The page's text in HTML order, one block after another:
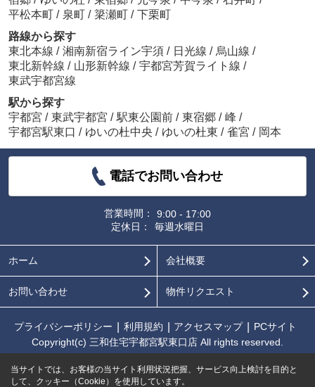
平松本町 / 泉町 / 簗瀬町 / 下栗町
路線から探す
東北本線 / 湘南新宿ライン宇須 / 日光線 / 烏山線 /
東北新幹線 / 山形新幹線 / 宇都宮芳賀ライト線 /
東武宇都宮線
駅から探す
宇都宮 / 東武宇都宮 / 駅東公園前 / 東宿郷 / 峰 /
宇都宮駅東口 / ゆいの杜中央 / ゆいの杜東 / 雀宮 / 岡本
電話でお問い合わせ
営業時間：
9:00 - 17:00
定休日：
毎週水曜日
ホーム 会社概要
お問い合わせ 物件リクエスト
プライバシーポリシー 利用規約 アクセスマップ
PCサイト
Copyright(c) 三和住宅宇都宮駅東口店 All rights reserved.
当サイトでは、お客様の当サイト利用状況把握、サービス向上検討を目的と
して、クッキー（Cookie）を使用しています。